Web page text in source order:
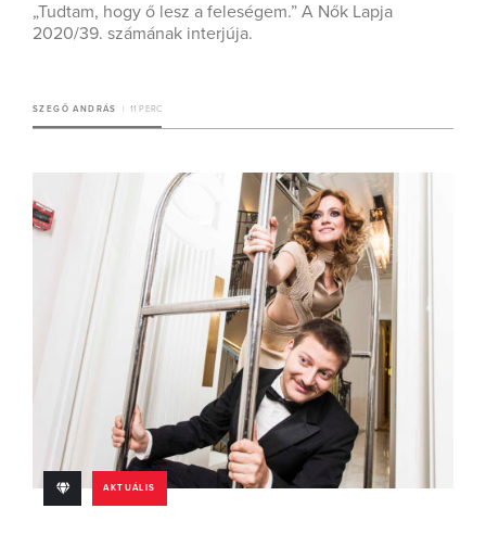
„Tudtam, hogy ő lesz a feleségem.” A Nők Lapja
2020/39. számának interjúja.
SZEGŐ ANDRÁS 11 PERC
AKTUÁLIS